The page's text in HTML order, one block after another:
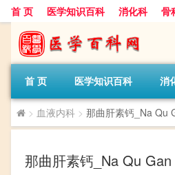
首 页 医学知识百科 消化科 骨
首 页 医学知识百科 消
> 血液内科 > 那曲肝素钙_Na Qu
那曲肝素钙_Na Qu